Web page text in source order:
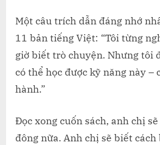
Một câu trích dẫn đáng nhớ
11 bản tiếng Việt: “Tôi từng
giờ biết trò chuyện. Nhưng tôi
có thể học được kỹ năng này –
hành.”
Đọc xong cuốn sách, anh chị
đông nữa. Anh chị sẽ biết